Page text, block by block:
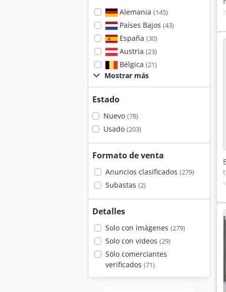
Alemania (145)
Países Bajos (43)
España (30)
Austria (23)
Bélgica (21)
Mostrar más
Estado
Nuevo (78)
Usado (203)
Formato de venta
Anuncios clasificados (279)
Subastas (2)
Detalles
Solo con imágenes (279)
Solo con videos (29)
Sólo comerciantes
verificados (71)